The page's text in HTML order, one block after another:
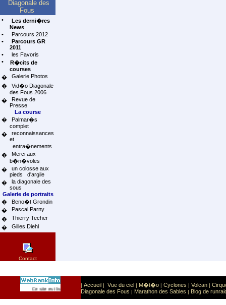
Diagonale des
Fous
•
Les derni�res
News
•
Parcours 2012
•
Parcours GR
2011
•
les Favoris
•
R�cits de
courses
�
Galerie Photos
�
Vid�o Diagonale
des Fous 2006
�
Revue de
Presse
La course
�
Palmar�s
complet
�
reconnaissances
et
entra�nements
�
Merci aux
b�n�voles
�
un colosse aux
pieds d'argile
�
la diagonale des
sous
Galerie de portraits
�
Beno�t Grondin
�
Pascal Parny
�
Thierry Techer
�
Gilles Diehl
Contact
Ce site est list� dans la cat�gorie Sport: Sports extr�mes
| Accueil | Vue du ciel | M�t�o | Cyclones | Volcan |
Diagonale des Fous | Marathon des Sables | Blog de